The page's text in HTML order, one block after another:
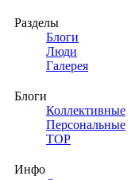
Разделы
Блоги
Люди
Галерея
Блоги
Коллективные
Персональные
TOP
Инфо